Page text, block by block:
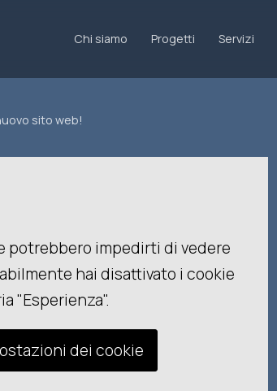
Chi siamo Progetti Servizi
sito web!
potrebbero impedirti di vedere
hai disattivato i cookie
"Esperienza".
dei cookie